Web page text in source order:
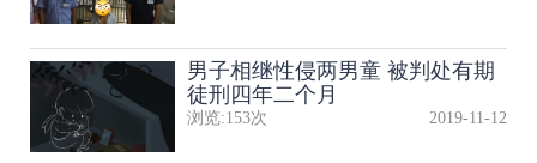
男子相继性侵两男童 被判处有期
徒刑四年二个月
浏览:153次 2019-11-12